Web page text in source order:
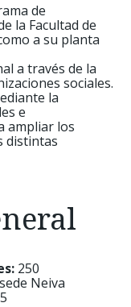
de
la Facultad de
a su planta
a través de la
sociales.
la
e
ampliar los
distintas
250
Neiva